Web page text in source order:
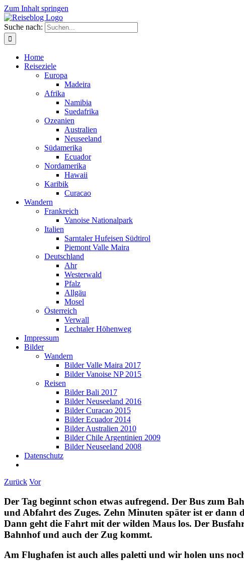
Zum Inhalt springen
Suche nach:
Home
Reiseziele
Europa
Madeira
Afrika
Namibia
Suedafrika
Ozeanien
Australien
Neuseeland
Südamerika
Ecuador
Nordamerika
Hawaii
Karibik
Curacao
Wandern
Frankreich
Vanoise Nationalpark
Italien
Sarntaler Hufeisen Südtirol
Piemont Valle Maira
Deutschland
Ahr
Westerwald
Pfalz
Allgäu
Mosel
Österreich
Verwall
Lechtaler Höhenweg
Impressum
Bilder
Wandern
Bilder Valle Maira 2017
Bilder Vanoise NP 2015
Reisen
Bilder Bali 2017
Bilder Neuseeland 2016
Bilder Curacao 2015
Bilder Ecuador 2014
Bilder Australien 2010
Bilder Chile Argentinien 2009
Bilder Neuseeland 2008
Datenschutz
Zurück Vor
Der Tag beginnt schon etwas aufregend. Der Bus zum
und Abfahrt des Zuges. Zehn Minuten später ist er dann
Dann geht die Fahrt mit der wilden Maus los. Der
Bahnhof und auch der Zug kommt.
Am Flughafen ist auch alles paletti und wir holen uns